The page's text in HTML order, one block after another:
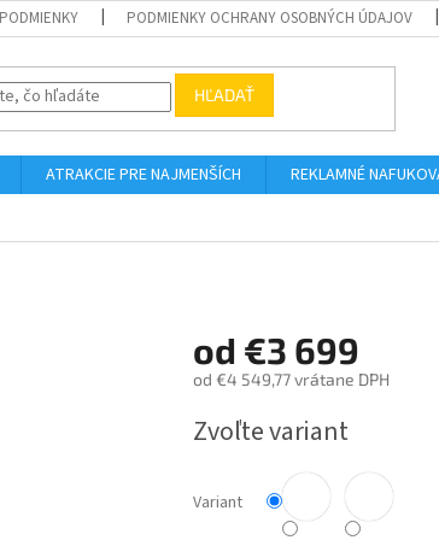
PODMIENKY OCHRANY OSOBNÝCH ÚDAJOV
HĽADAŤ
ATRAKCIE PRE NAJMENŠÍCH REKLAMNÉ
od €3 699
od €4 549,77vrátane DPH
cena:
Zvoľte variant
Variant